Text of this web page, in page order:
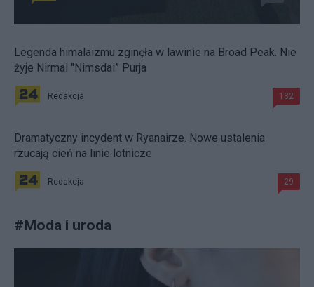
Legenda himalaizmu zginęła w lawinie na Broad Peak. Nie
żyje Nirmal "Nimsdai” Purja
Redakcja 132
Dramatyczny incydent w Ryanairze. Nowe ustalenia
rzucają cień na linie lotnicze
Redakcja 29
#Moda i uroda